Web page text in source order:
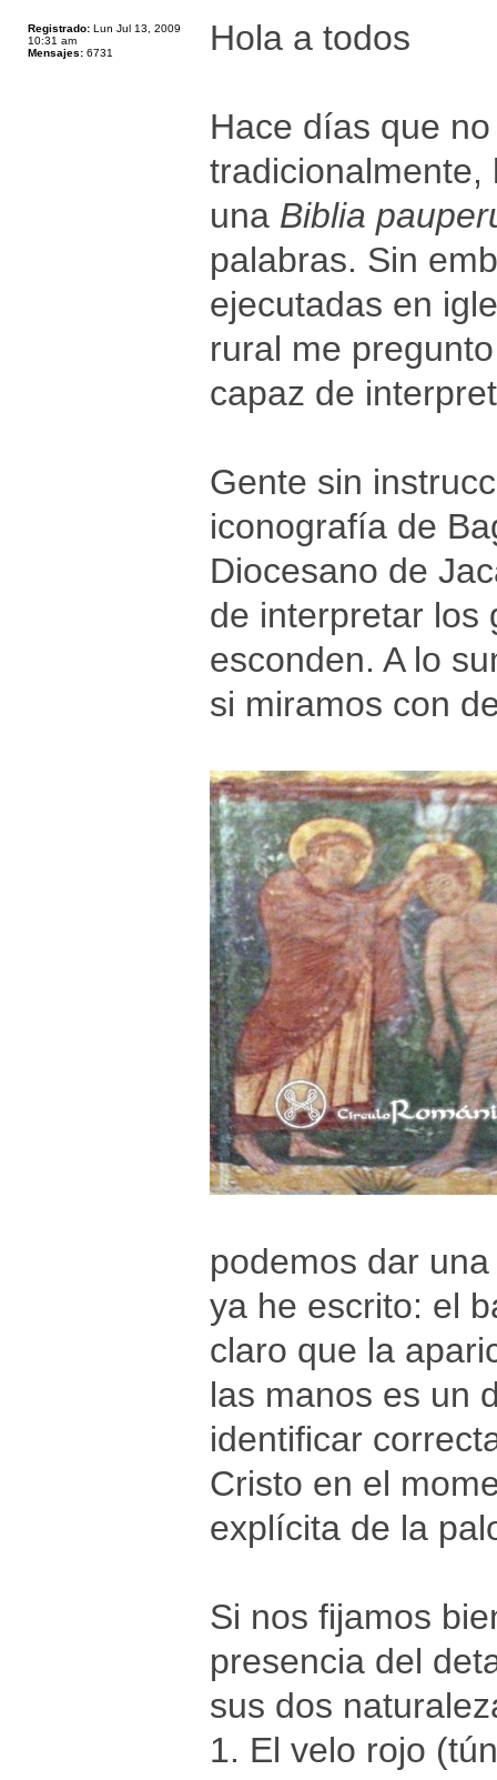
Registrado: Lun Jul 13, 2009
10:31 am
Mensajes: 6731 Hola a todos
Hace días que
tradicionalmente,
una Biblia
palabras. Sin
ejecutadas en
rural me
capaz de
Gente sin
iconografía de
Diocesano de
de interpretar los
esconden. A lo
si miramos con
podemos dar
ya he escrito: el
claro que la
las manos es un
identificar
Cristo en el
explícita de la
Si nos fijamos
presencia del
sus dos
1. El velo rojo